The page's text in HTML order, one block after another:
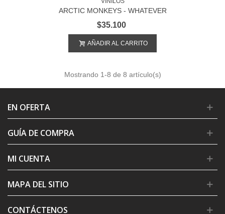
ARCTIC MONKEYS - WHATEVER
PEOPLE SAY I AM, THAT'S WHAT I'M
$35.100
AÑADIR AL CARRITO
Mostrando 1-8 de 8 artículo(s)
EN OFERTA
GUÍA DE COMPRA
MI CUENTA
MAPA DEL SITIO
CONTÁCTENOS